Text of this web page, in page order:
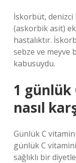
İskorbüt, denizci
(askorbik asit)
hastalıktır.
sebze ve meyve
kabusuydu.
1 günlük
nasıl
Günlük C
günlük C
sağlıklı bir